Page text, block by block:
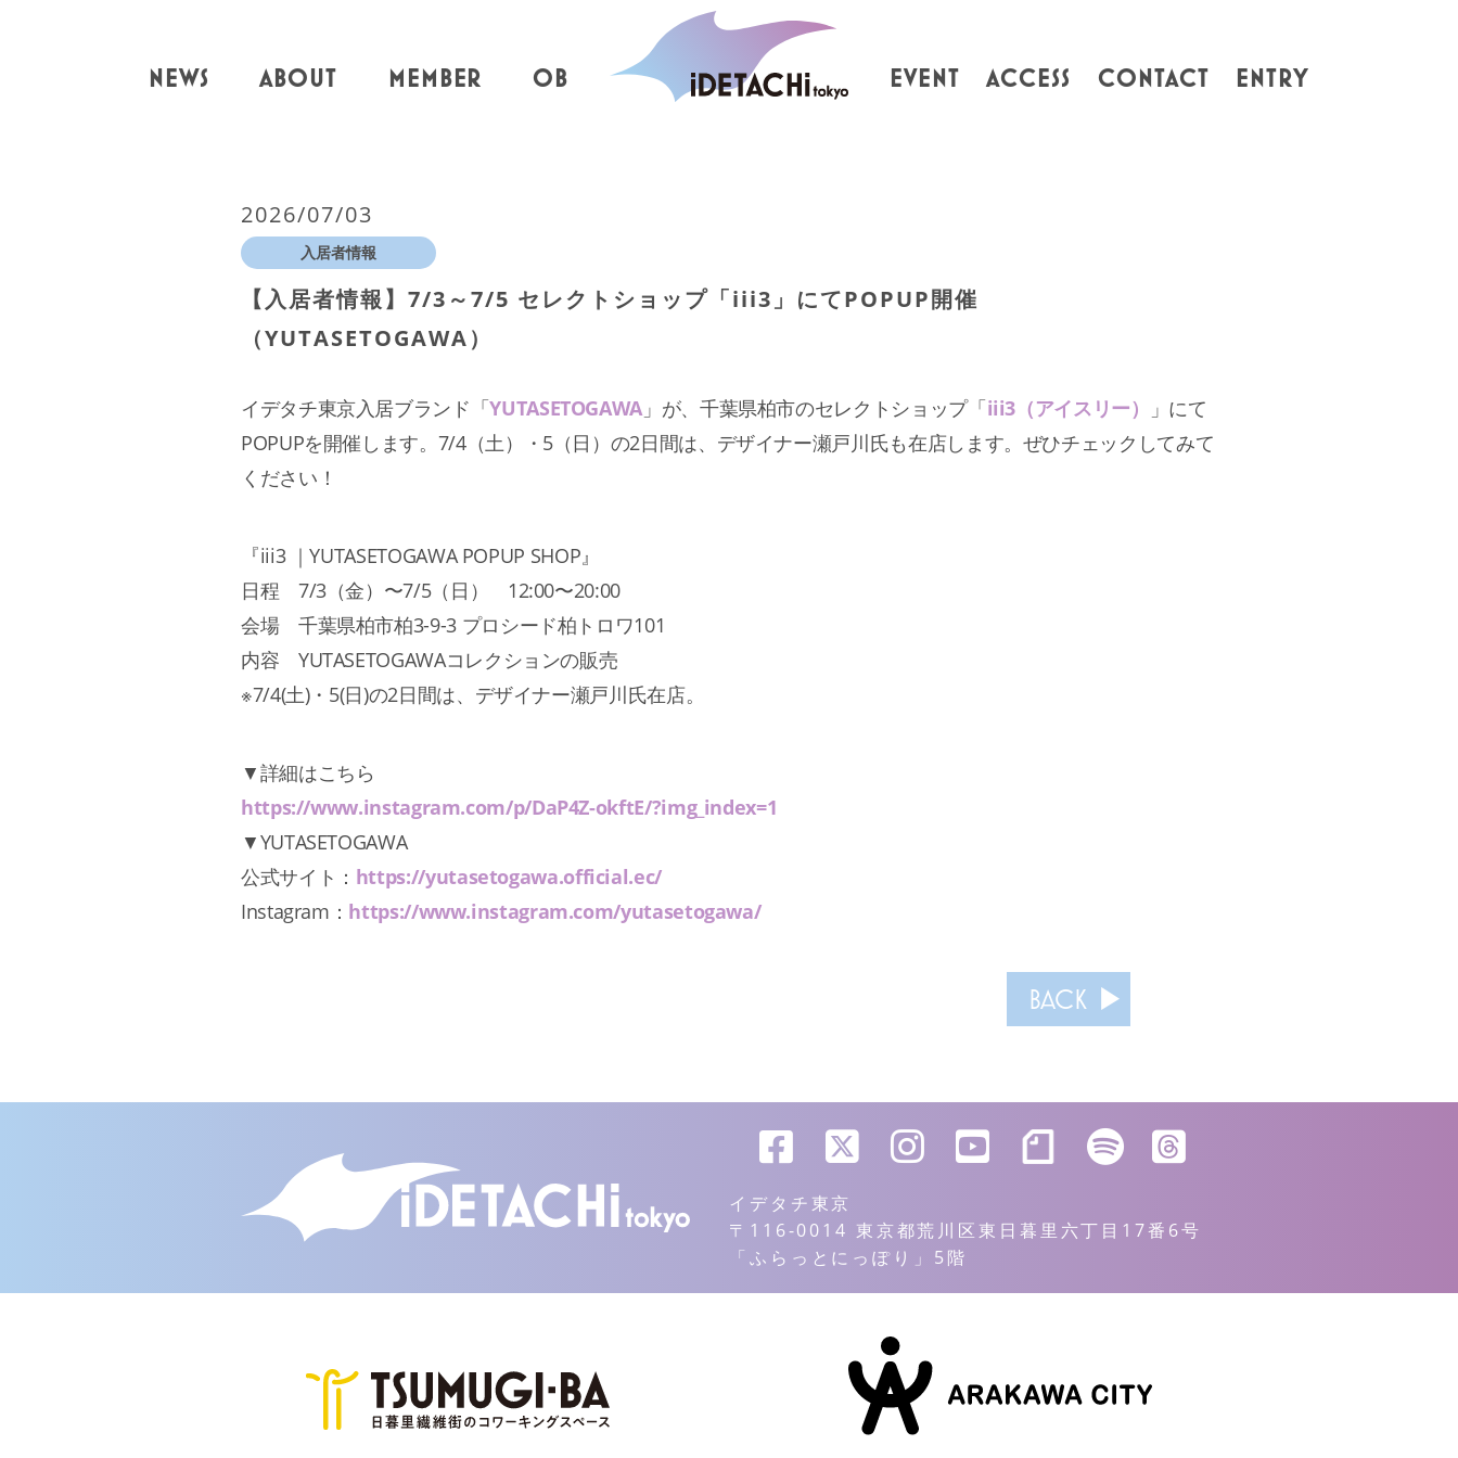
NEWS ABOUT MEMBER OB EVENT ACCESS CONTACT ENTRY
2026/07/03
入居者情報
【入居者情報】7/3～7/5 セレクトショップ「iii3」にてPOPUP開催
（YUTASETOGAWA）
イデタチ東京入居ブランド「YUTASETOGAWA」が、千葉県柏市のセレクトショップ「iii3（アイスリー）
」にて
POPUPを開催します。7/4（土）・5（日）の2日間は、デザイナー瀬戸川氏も在店します。ぜひチェックしてみて
ください！
『iii3 ｜YUTASETOGAWA POPUP SHOP』
日程 7/3（金）〜7/5（日） 12:00〜20:00
会場 千葉県柏市柏3-9-3 プロシード柏トロワ101
内容 YUTASETOGAWAコレクションの販売
※7/4(土)・5(日)の2日間は、デザイナー瀬戸川氏在店。
▼詳細はこちら
https://www.instagram.com/p/DaP4Z-okftE/?img_index=1
▼YUTASETOGAWA
公式サイト： https://yutasetogawa.official.ec/
Instagram： https://www.instagram.com/yutasetogawa/
BACK
イデタチ東京
〒116-0014 東京都荒川区東日暮里六丁目17番6号
「ふらっとにっぽり」5階